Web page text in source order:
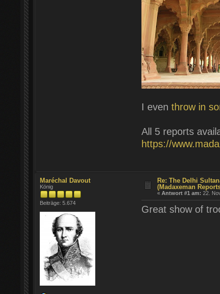
I even throw in
All 5 reports
https://
Maréchal Davout
König
Beiträge: 5.674
Re: The Delhi
(Madaxeman
«Antwort #1 am: 22.
Great show of